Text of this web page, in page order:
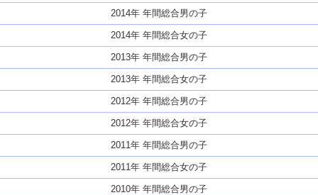
2014年 年間総合男の子
2014年 年間総合女の子
2013年 年間総合男の子
2013年 年間総合女の子
2012年 年間総合男の子
2012年 年間総合女の子
2011年 年間総合男の子
2011年 年間総合女の子
2010年 年間総合男の子